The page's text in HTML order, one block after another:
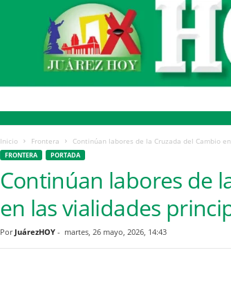
Inicio Frontera Continúan labores de la Cruzada del Cambio
FRONTERA PORTADA
Continúan labores de
en las vialidades
Por JuárezHOY- martes, 26 mayo, 2026, 14:43